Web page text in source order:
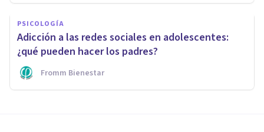
PSICOLOGÍA
Adicción a las redes sociales en adolescentes:
¿qué pueden hacer los padres?
Fromm Bienestar